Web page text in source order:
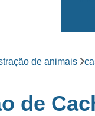
de animais
de